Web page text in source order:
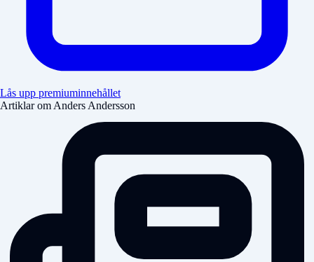
Lås upp premiuminnehållet
Artiklar om Anders Andersson